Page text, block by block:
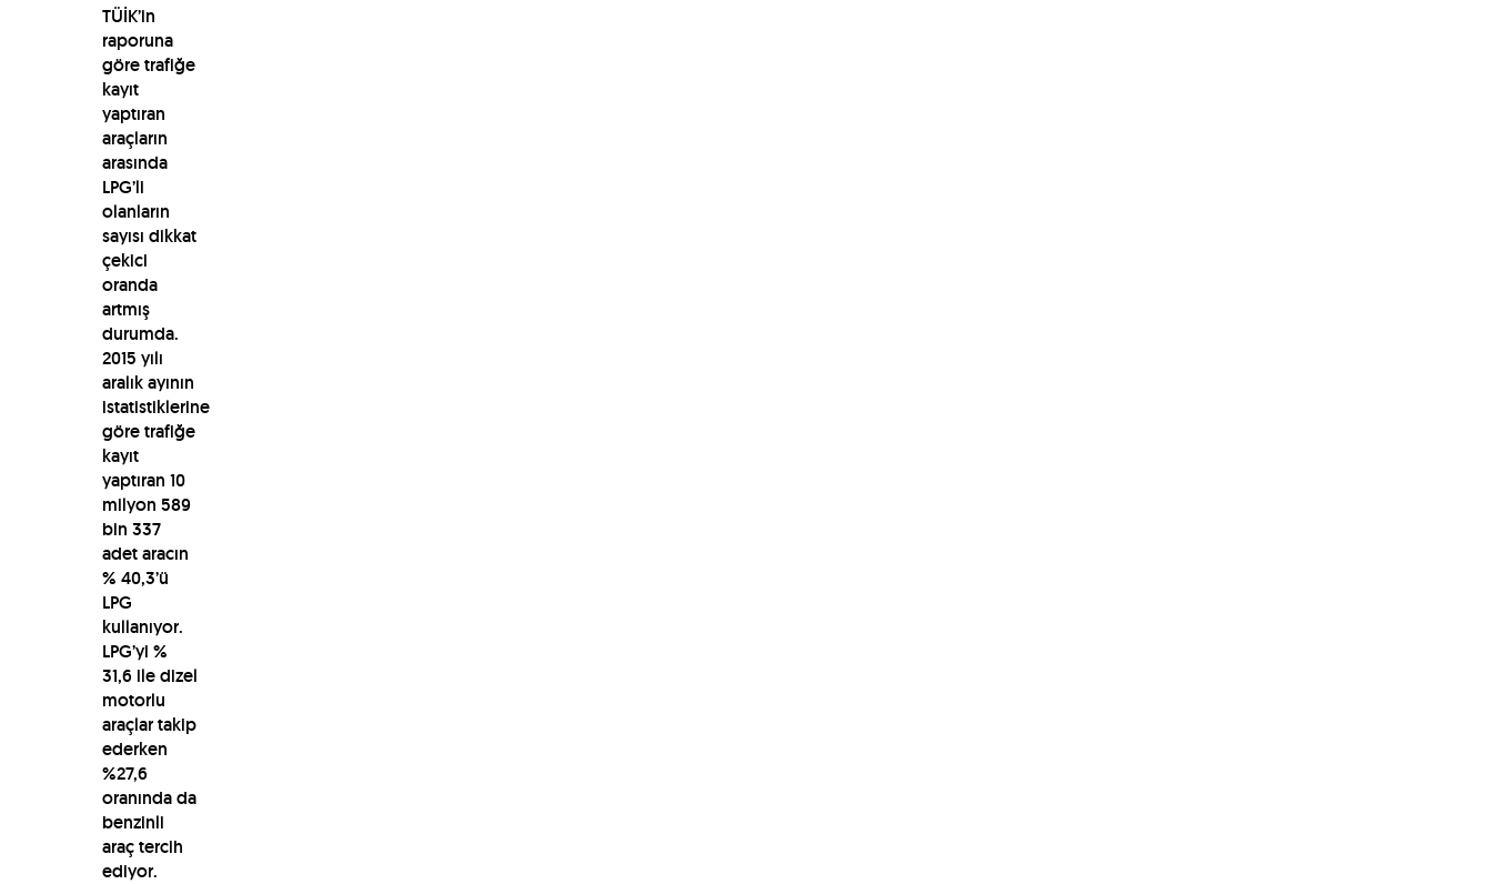
TÜİK’in
raporuna
göre trafiğe
kayıt
yaptıran
araçların
arasında
LPG’li
olanların
sayısı dikkat
çekici
oranda
artmış
durumda.
2015 yılı
aralık ayının
istatistiklerine
göre trafiğe
kayıt
yaptıran 10
milyon 589
bin 337
adet aracın
% 40,3’ü
LPG
kullanıyor.
LPG’yi %
31,6 ile dizel
motorlu
araçlar takip
ederken
%27,6
oranında da
benzinli
araç tercih
ediyor.